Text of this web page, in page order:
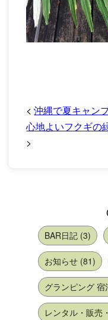
<沖縄で夏キャン
心地よいフクギの
>
BAR日記 (3)
お知らせ (81)
グランピング
レンタル・販売